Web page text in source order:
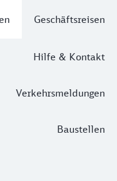
Geschäftsreisen
Hilfe & Kontakt
Verkehrsmeldungen
Baustellen